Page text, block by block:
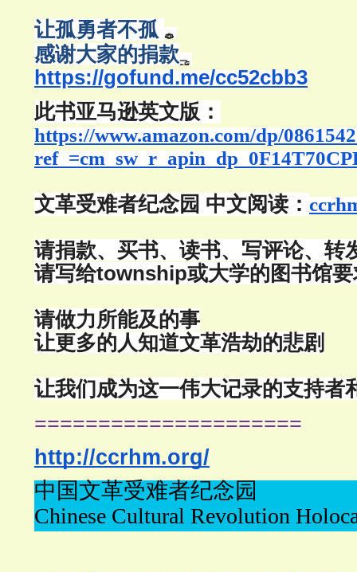
让孤勇者不孤
感谢大家的捐款
https://gofund.me/cc52cbb3
此书亚马逊英文版：
https://www.amazon.com/dp/
文革受难者纪念园 中文阅读：
请捐款、买书、读书、写评论、转
请写给township或大学的图书馆要
请做力所能及的事
让更多的人知道文革浩劫的悲剧
让我们成为这一伟大记录的支持者
=====================
http://ccrhm.org/
中国文革受难者纪念园
Chinese Cultural Revolution